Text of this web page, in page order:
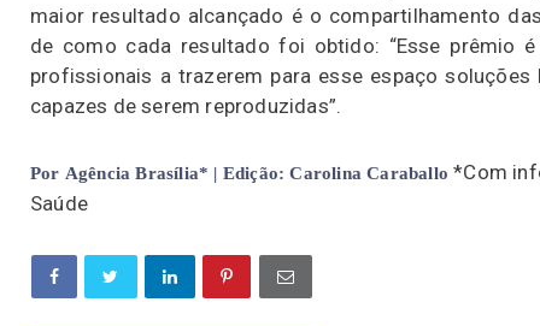
maior resultado alcançado é o compartilhamento
de como cada resultado foi obtido: “Esse prêmio
profissionais a trazerem para esse espaço
capazes de serem reproduzidas”.
Por Agência Brasília* | Edição: Carolina Caraballo *Com
Saúde